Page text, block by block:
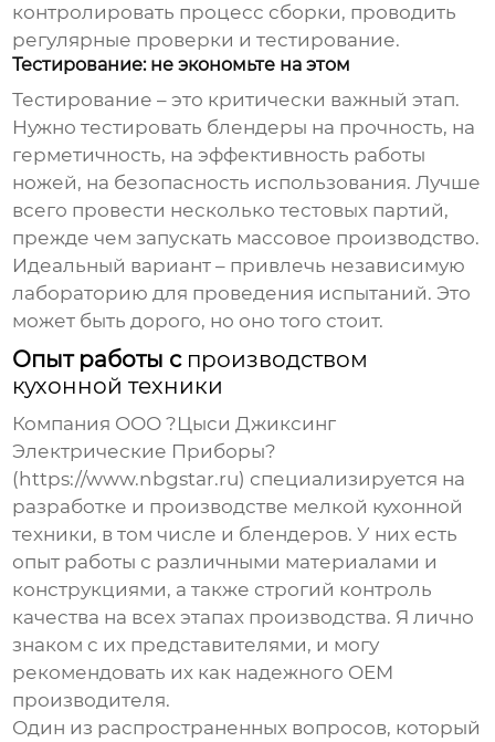
контролировать процесс сборки, проводить
регулярные проверки и тестирование.
Тестирование: не экономьте на этом
Тестирование – это критически важный этап.
Нужно тестировать блендеры на прочность, на
герметичность, на эффективность работы
ножей, на безопасность использования. Лучше
всего провести несколько тестовых партий,
прежде чем запускать массовое производство.
Идеальный вариант – привлечь независимую
лабораторию для проведения испытаний. Это
может быть дорого, но оно того стоит.
Опыт работы с производством
кухонной техники
Компания ООО ?Цыси Джиксинг
Электрические Приборы?
(https://www.nbgstar.ru) специализируется на
разработке и производстве мелкой кухонной
техники, в том числе и блендеров. У них есть
опыт работы с различными материалами и
конструкциями, а также строгий контроль
качества на всех этапах производства. Я лично
знаком с их представителями, и могу
рекомендовать их как надежного OEM
производителя.
Один из распространенных вопросов, который